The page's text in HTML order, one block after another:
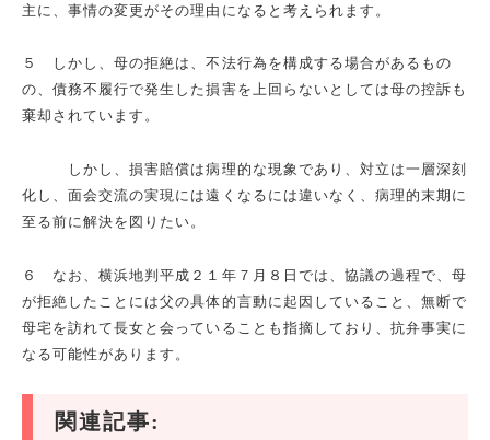
主に、事情の変更がその理由になると考えられます。
５ しかし、母の拒絶は、不法行為を構成する場合があるもの
の、債務不履行で発生した損害を上回らないとしては母の控訴も
棄却されています。
しかし、損害賠償は病理的な現象であり、対立は一層深刻
化し、面会交流の実現には遠くなるには違いなく、病理的末期に
至る前に解決を図りたい。
６ なお、横浜地判平成２１年７月８日では、協議の過程で、母
が拒絶したことには父の具体的言動に起因していること、無断で
母宅を訪れて長女と会っていることも指摘しており、抗弁事実に
なる可能性があります。
関連記事: